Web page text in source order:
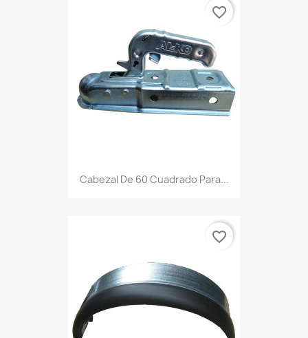
Cabezal De 60 Cuadrado Para...
favorite_border
favorite_border